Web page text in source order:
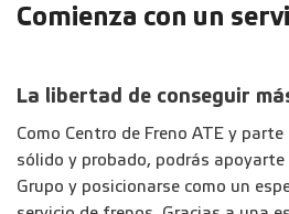
Comienza con un
La libertad de conseguir
Como Centro de Freno ATE y
sólido y probado, podrás apoyarte
Grupo y posicionarse como un